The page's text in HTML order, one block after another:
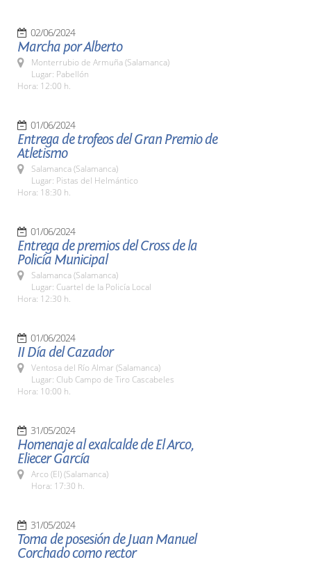
02/06/2024
Marcha por Alberto
Monterrubio de Armuña (Salamanca)
Lugar: Pabellón
Hora: 12:00 h.
01/06/2024
Entrega de trofeos del Gran Premio de
Atletismo
Salamanca (Salamanca)
Lugar: Pistas del Helmántico
Hora: 18:30 h.
01/06/2024
Entrega de premios del Cross de la
Policía Municipal
Salamanca (Salamanca)
Lugar: Cuartel de la Policía Local
Hora: 12:30 h.
01/06/2024
II Día del Cazador
Ventosa del Río Almar (Salamanca)
Lugar: Club Campo de Tiro Cascabeles
Hora: 10:00 h.
31/05/2024
Homenaje al exalcalde de El Arco,
Eliecer García
Arco (El) (Salamanca)
Hora: 17:30 h.
31/05/2024
Toma de posesión de Juan Manuel
Corchado como rector